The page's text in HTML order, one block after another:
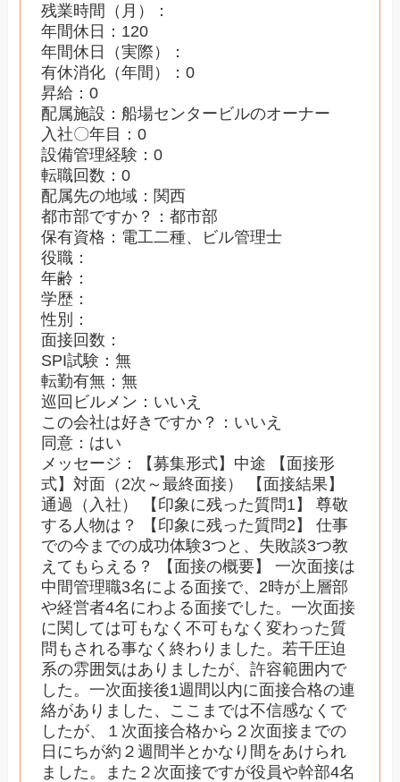
残業時間（月）：
年間休日：120
年間休日（実際）：
有休消化（年間）：0
昇給：0
配属施設：船場センタービルのオーナー
入社〇年目：0
設備管理経験：0
転職回数：0
配属先の地域：関西
都市部ですか？：都市部
保有資格：電工二種、ビル管理士
役職：
年齢：
学歴：
性別：
面接回数：
SPI試験：無
転勤有無：無
巡回ビルメン：いいえ
この会社は好きですか？：いいえ
同意：はい
メッセージ：【募集形式】中途 【面接形
式】対面（2次～最終面接） 【面接結果】
通過（入社） 【印象に残った質問1】 尊敬
する人物は？ 【印象に残った質問2】 仕事
での今までの成功体験3つと、失敗談3つ教
えてもらえる？ 【面接の概要】 一次面接は
中間管理職3名による面接で、2時が上層部
や経営者4名にわよる面接でした。一次面接
に関しては可もなく不可もなく変わった質
問もされる事なく終わりました。若干圧迫
系の雰囲気はありましたが、許容範囲内で
した。一次面接後1週間以内に面接合格の連
絡がありました、ここまでは不信感なくで
したが、１次面接合格から２次面接までの
日にちが約２週間半とかなり間をあけられ
ました。また２次面接ですが役員や幹部4名